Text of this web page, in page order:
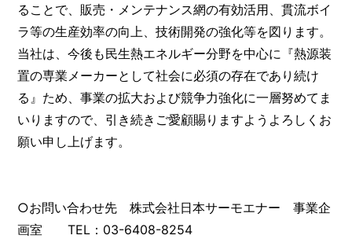
ることで、販売・メンテナンス網の有効活用、貫流ボイ
ラ等の生産効率の向上、技術開発の強化等を図ります。
当社は、今後も民生熱エネルギー分野を中心に『熱源装
置の専業メーカーとして社会に必須の存在であり続け
る』ため、事業の拡大および競争力強化に一層努めてま
いりますので、引き続きご愛顧賜りますようよろしくお
願い申し上げます。
○お問い合わせ先 株式会社日本サーモエナー 事業企
画室 TEL：03-6408-8254